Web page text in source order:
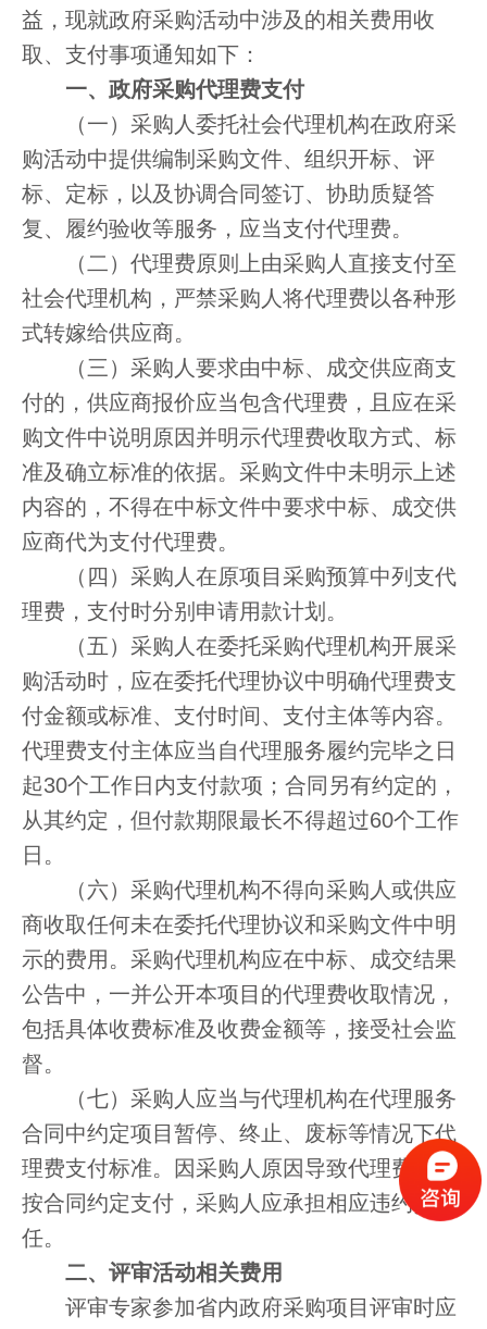
益，现就政府采购活动中涉及的相关费用收
取、支付事项通知如下：
一、政府采购代理费支付
（一）采购人委托社会代理机构在政府采
购活动中提供编制采购文件、组织开标、评
标、定标，以及协调合同签订、协助质疑答
复、履约验收等服务，应当支付代理费。
（二）代理费原则上由采购人直接支付至
社会代理机构，严禁采购人将代理费以各种形
式转嫁给供应商。
（三）采购人要求由中标、成交供应商支
付的，供应商报价应当包含代理费，且应在采
购文件中说明原因并明示代理费收取方式、标
准及确立标准的依据。采购文件中未明示上述
内容的，不得在中标文件中要求中标、成交供
应商代为支付代理费。
（四）采购人在原项目采购预算中列支代
理费，支付时分别申请用款计划。
（五）采购人在委托采购代理机构开展采
购活动时，应在委托代理协议中明确代理费支
付金额或标准、支付时间、支付主体等内容。
代理费支付主体应当自代理服务履约完毕之日
起30个工作日内支付款项；合同另有约定的，
从其约定，但付款期限最长不得超过60个工作
日。
（六）采购代理机构不得向采购人或供应
商收取任何未在委托代理协议和采购文件中明
示的费用。采购代理机构应在中标、成交结果
公告中，一并公开本项目的代理费收取情况，
包括具体收费标准及收费金额等，接受社会监
督。
（七）采购人应当与代理机构在代理服务
合同中约定项目暂停、终止、废标等情况下代
理费支付标准。因采购人原因导致代理费未能
按合同约定支付，采购人应承担相应违约责
任。
二、评审活动相关费用
评审专家参加省内政府采购项目评审时应